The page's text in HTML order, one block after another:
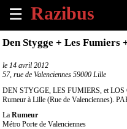
☰
×
Tous
les
évènements
à
Den Stygge + Les Fumiers
le 14 avril 2012
57, rue de Valenciennes 59000 Lille
DEN STYGGE, LES FUMIERS, et LOS
Rumeur à Lille (Rue de Valenciennes).
La Rumeur
Métro Porte de Valenciennes